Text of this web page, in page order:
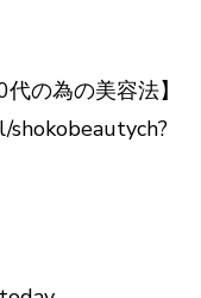
の為の美容法】